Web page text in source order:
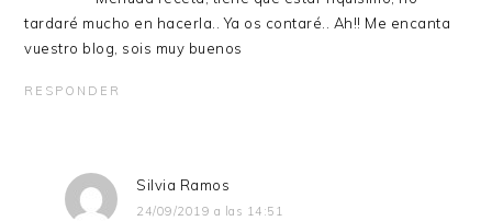
tardaré mucho en hacerla.. Ya os contaré.. Ah!! Me encanta
vuestro blog, sois muy buenos
RESPONDER
Silvia Ramos
24/09/2019 a las 14:51